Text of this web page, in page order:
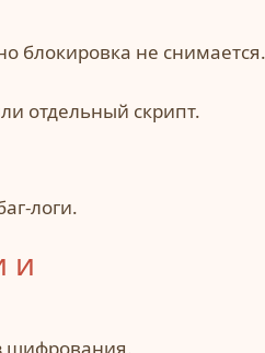
блокировка не
отдельный скрипт.
логи.
и
шифрования.